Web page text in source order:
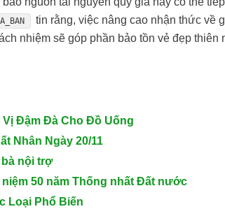
tin rằng, việc nâng cao nhận thức về
nhiệm sẽ góp phần bảo tồn vẻ đẹp thiên
Vị Đậm Đà Cho Đồ Uống
Nhân Ngày 20/11
bà nội trợ
50 năm Thống nhất Đất nước
Loại Phổ Biến